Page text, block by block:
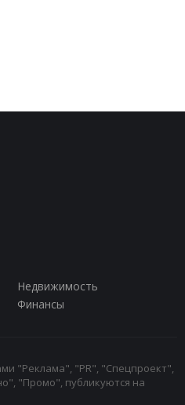
Недвижимость
Финансы
"Реклама", "PR", "Спецпроект",
"Промо", публикуются на